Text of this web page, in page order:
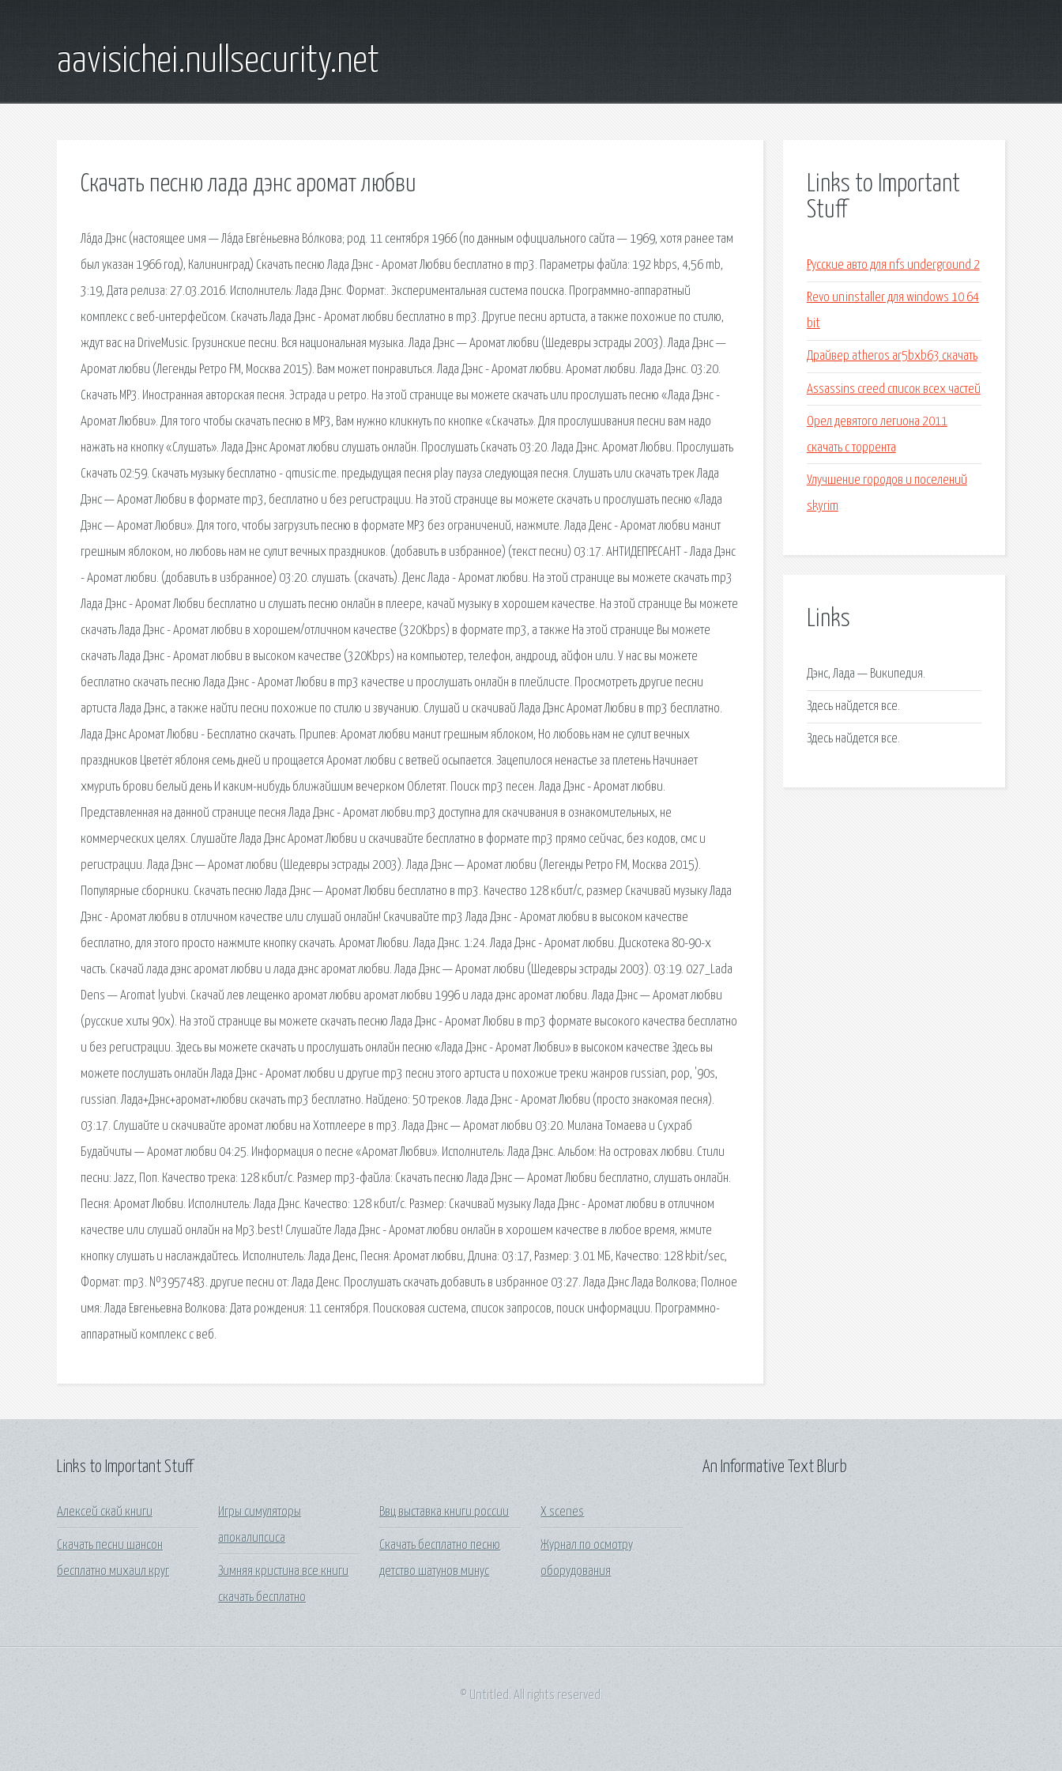
aavisichei.nullsecurity.net
Скачать песню лада дэнс аромат любви
Ла́да Дэнс (настоящее имя — Ла́да Евге́ньевна Во́лкова; род. 11 сентября 1966 (по данным официального сайта — 1969, хотя ранее там
был указан 1966 год), Калининград) Скачать песню Лада Дэнс - Аромат Любви бесплатно в mp3. Параметры файла: 192 kbps, 4,56 mb,
3:19, Дата релиза: 27.03.2016. Исполнитель: Лада Дэнс. Формат:. Экспериментальная система поиска. Программно-аппаратный
комплекс с веб-интерфейсом. Скачать Лада Дэнс - Аромат любви бесплатно в mp3. Другие песни артиста, а также похожие по стилю,
ждут вас на DriveMusic. Грузинские песни. Вся национальная музыка. Лада Дэнс — Аромат любви (Шедевры эстрады 2003). Лада Дэнс —
Аромат любви (Легенды Ретро FM, Москва 2015). Вам может понравиться. Лада Дэнс - Аромат любви. Аромат любви. Лада Дэнс. 03:20.
Скачать MP3. Иностранная авторская песня. Эстрада и ретро. На этой странице вы можете скачать или прослушать песню «Лада Дэнс -
Аромат Любви». Для того чтобы скачать песню в MP3, Вам нужно кликнуть по кнопке «Скачать». Для прослушивания песни вам надо
нажать на кнопку «Слушать». Лада Дэнс Аромат любви слушать онлайн. Прослушать Скачать 03:20. Лада Дэнс. Аромат Любви. Прослушать
Скачать 02:59. Скачать музыку бесплатно - qmusic.me. предыдущая песня play пауза следующая песня. Слушать или скачать трек Лада
Дэнс — Аромат Любви в формате mp3, бесплатно и без регистрации. На этой странице вы можете скачать и прослушать песню «Лада
Дэнс — Аромат Любви». Для того, чтобы загрузить песню в формате MP3 без ограничений, нажмите. Лада Денс - Аромат любви манит
грешным яблоком, но любовь нам не сулит вечных праздников. (добавить в избранное) (текст песни) 03:17. АНТИДЕПРЕСАНТ - Лада Дэнc
- Аромат любви. (добавить в избранное) 03:20. слушать. (скачать). Денс Лада - Аромат любви. На этой странице вы можете скачать mp3
Лада Дэнс - Аромат Любви бесплатно и слушать песню онлайн в плеере, качай музыку в хорошем качестве. На этой странице Вы можете
скачать Лада Дэнс - Аромат любви в хорошем/отличном качестве (320Kbps) в формате mp3, а также На этой странице Вы можете
скачать Лада Дэнс - Аромат любви в высоком качестве (320Kbps) на компьютер, телефон, андроид, айфон или. У нас вы можете
бесплатно скачать песню Лада Дэнс - Аромат Любви в mp3 качестве и прослушать онлайн в плейлисте. Просмотреть другие песни
артиста Лада Дэнс, а также найти песни похожие по стилю и звучанию. Слушай и скачивай Лада Дэнс Аромат Любви в mp3 бесплатно.
Лада Дэнс Аромат Любви - Бесплатно скачать. Припев: Аромат любви манит грешным яблоком, Но любовь нам не сулит вечных
праздников Цветёт яблоня семь дней и прощается Аромат любви с ветвей осыпается. Зацепилося ненастье за плетень Начинает
хмурить брови белый день И каким-нибудь ближайшим вечерком Облетят. Поиск mp3 песен. Лада Дэнс - Аромат любви.
Представленная на данной странице песня Лада Дэнс - Аромат любви.mp3 доступна для скачивания в ознакомительных, не
коммерческих целях. Слушайте Лада Дэнс Аромат Любви и скачивайте бесплатно в формате mp3 прямо сейчас, без кодов, смс и
регистрации. Лада Дэнс — Аромат любви (Шедевры эстрады 2003). Лада Дэнс — Аромат любви (Легенды Ретро FM, Москва 2015).
Популярные сборники. Скачать песню Лада Дэнс — Аромат Любви бесплатно в mp3. Качество 128 кбит/с, размер Скачивай музыку Лада
Дэнс - Аромат любви в отличном качестве или слушай онлайн! Скачивайте mp3 Лада Дэнс - Аромат любви в высоком качестве
бесплатно, для этого просто нажмите кнопку скачать. Аромат Любви. Лада Дэнс. 1:24. Лада Дэнс - Аромат любви. Дискотека 80-90-х
часть. Скачай лада дэнс аромат любви и лада дэнс аромат любви. Лада Дэнс — Аромат любви (Шедевры эстрады 2003). 03:19. 027_Lada
Dens — Aromat lyubvi. Скачай лев лещенко аромат любви аромат любви 1996 и лада дэнс аромат любви. Лада Дэнс — Аромат любви
(русские хиты 90х). На этой странице вы можете скачать песню Лада Дэнс - Аромат Любви в mp3 формате высокого качества бесплатно
и без регистрации. Здесь вы можете скачать и прослушать онлайн песню «Лада Дэнс - Аромат Любви» в высоком качестве Здесь вы
можете послушать онлайн Лада Дэнс - Аромат любви и другие mp3 песни этого артиста и похожие треки жанров russian, pop, '90s,
russian. Лада+Дэнс+аромат+любви скачать mp3 бесплатно. Найдено: 50 треков. Лада Дэнс - Аромат Любви (просто знакомая песня).
03:17. Слушайте и скачивайте аромат любви на Хотплеере в mp3. Лада Дэнс — Аромат любви 03:20. Милана Томаева и Сухраб
Будайчиты — Аромат любви 04:25. Информация о песне «Аромат Любви». Исполнитель: Лада Дэнс. Альбом: На островах любви. Стили
песни: Jazz, Поп. Качество трека: 128 кбит/с. Размер mp3-файла: Скачать песню Лада Дэнс — Аромат Любви бесплатно, слушать онлайн.
Песня: Аромат Любви. Исполнитель: Лада Дэнс. Качество: 128 кбит/с. Размер: Скачивай музыку Лада Дэнс - Аромат любви в отличном
качестве или слушай онлайн на Mp3.best! Слушайте Лада Дэнс - Аромат любви онлайн в хорошем качестве в любое время, жмите
кнопку слушать и наслаждайтесь. Исполнитель: Лада Денс, Песня: Аромат любви, Длина: 03:17, Размер: 3.01 МБ, Качество: 128 kbit/sec,
Формат: mp3. №3957483. другие песни от: Лада Денс. Прослушать скачать добавить в избранное 03:27. Лада Дэнс Лада Волкова; Полное
имя: Лада Евгеньевна Волкова: Дата рождения: 11 сентября. Поисковая сиcтема, список запросов, поиск информации. Программно-
аппаратный комплекс с веб.
Links to Important
Stuff
Русские авто для nfs underground 2
Revo uninstaller для windows 10 64
bit
Драйвер atheros ar5bxb63 скачать
Assassins creed список всех частей
Орел девятого легиона 2011
скачать с торрента
Улучшение городов и поселений
skyrim
Links
Дэнс, Лада — Википедия.
Здесь найдется все.
Здесь найдется все.
Links to Important Stuff
Алексей скай книги
Скачать песни шансон
бесплатно михаил круг
Игры симуляторы
апокалипсиса
Зимняя кристина все книги
скачать бесплатно
Ввц выставка книги россии
Скачать бесплатно песню
детство шатунов минус
X scenes
Журнал по осмотру
оборудования
An Informative Text Blurb
© Untitled. All rights reserved.